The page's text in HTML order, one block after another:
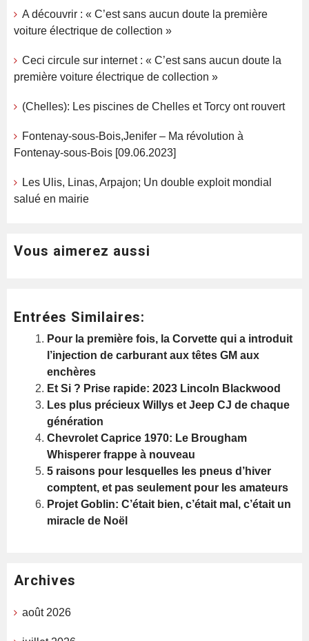
A découvrir : « C’est sans aucun doute la première
voiture électrique de collection »
Ceci circule sur internet : « C’est sans aucun doute la
première voiture électrique de collection »
(Chelles): Les piscines de Chelles et Torcy ont rouvert
Fontenay-sous-Bois,Jenifer – Ma révolution à
Fontenay-sous-Bois [09.06.2023]
Les Ulis, Linas, Arpajon; Un double exploit mondial
salué en mairie
Vous aimerez aussi
Entrées Similaires:
Pour la première fois, la Corvette qui a introduit
l’injection de carburant aux têtes GM aux
enchères
Et Si ? Prise rapide: 2023 Lincoln Blackwood
Les plus précieux Willys et Jeep CJ de chaque
génération
Chevrolet Caprice 1970: Le Brougham
Whisperer frappe à nouveau
5 raisons pour lesquelles les pneus d’hiver
comptent, et pas seulement pour les amateurs
Projet Goblin: C’était bien, c’était mal, c’était un
miracle de Noël
Archives
août 2026